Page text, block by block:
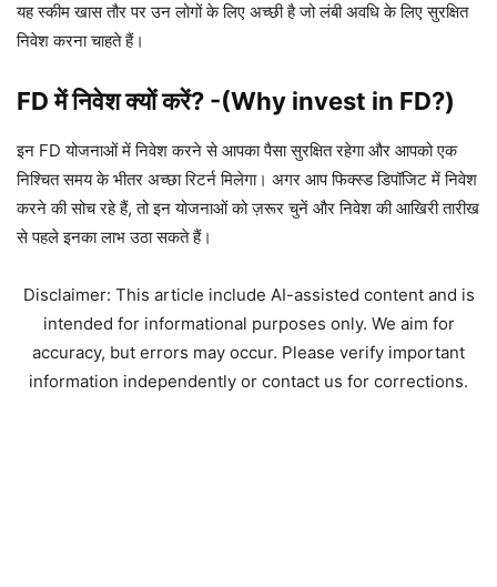
यह स्कीम खास तौर पर उन लोगों के लिए अच्छी है जो लंबी अवधि के लिए सुरक्षित
निवेश करना चाहते हैं।
FD में निवेश क्यों करें? -(Why invest in FD?)
इन FD योजनाओं में निवेश करने से आपका पैसा सुरक्षित रहेगा और आपको एक
निश्चित समय के भीतर अच्छा रिटर्न मिलेगा। अगर आप फिक्स्ड डिपॉजिट में निवेश
करने की सोच रहे हैं, तो इन योजनाओं को ज़रूर चुनें और निवेश की आखिरी तारीख
से पहले इनका लाभ उठा सकते हैं।
Disclaimer: This article include AI-assisted content and is
intended for informational purposes only. We aim for
accuracy, but errors may occur. Please verify important
information independently or contact us for corrections.